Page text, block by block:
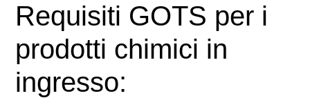
Requisiti GOTS per i
prodotti chimici in
ingresso: